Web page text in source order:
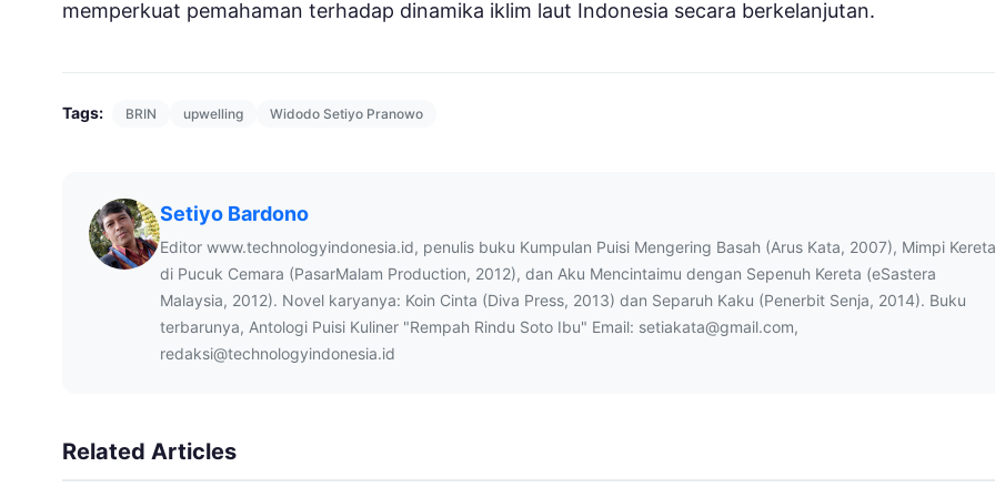
memperkuat pemahaman terhadap dinamika iklim laut Indonesia secara berkelanjutan.
Tags: BRIN upwelling Widodo Setiyo Pranowo
Setiyo Bardono
Editor www.technologyindonesia.id, penulis buku Kumpulan Puisi Mengering Basah (Arus Kata, 2007), Mimpi Kereta
di Pucuk Cemara (PasarMalam Production, 2012), dan Aku Mencintaimu dengan Sepenuh Kereta (eSastera
Malaysia, 2012). Novel karyanya: Koin Cinta (Diva Press, 2013) dan Separuh Kaku (Penerbit Senja, 2014). Buku
terbarunya, Antologi Puisi Kuliner "Rempah Rindu Soto Ibu" Email: setiakata@gmail.com,
redaksi@technologyindonesia.id
Related Articles